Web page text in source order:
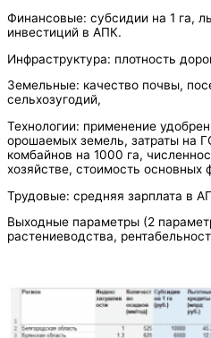
Финансовые: субсидии на 1 га,
инвестиций в АПК.
Инфраструктура: плотность
Земельные: качество почвы,
сельхозугодий,
Технологии: применение
орошаемых земель, затраты на
комбайнов на 1000 га,
хозяйстве, стоимость основных
Трудовые: средняя зарплата в
Выходные параметры (2
растениеводства,